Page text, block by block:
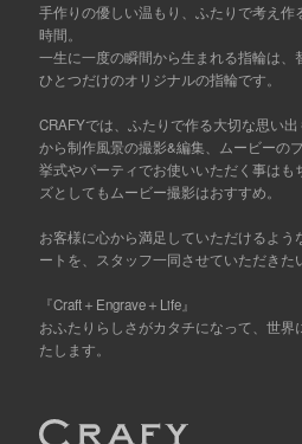
手作りの優しい温もり、ふたりで考え作
時間。
一生に一度の瞬間から生まれる指輪は、
ひとつだけのオリジナルの指輪です。
CRAFYでは、ふたりで作る大切な思い
から制作風景の撮影&編集、ムービーの
挙式やパーティでお使いいただく事はも
ズとしてもムービー撮影はおすすめ。
お客様に心から満足していただけるよう
ートを、スタッフ一同させていただきた
『Craft＋Engrave＋Life』
おふたりらしさがカタチになって、世
たします。